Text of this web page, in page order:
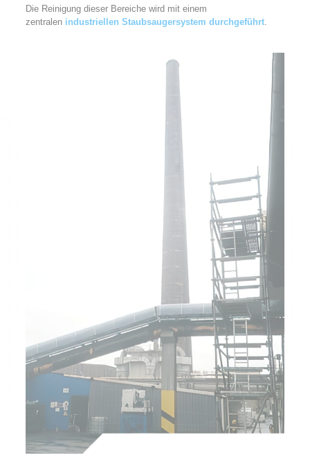
Die Reinigung dieser Bereiche wird mit einem
zentralen industriellen Staubsaugersystem durchgeführt.